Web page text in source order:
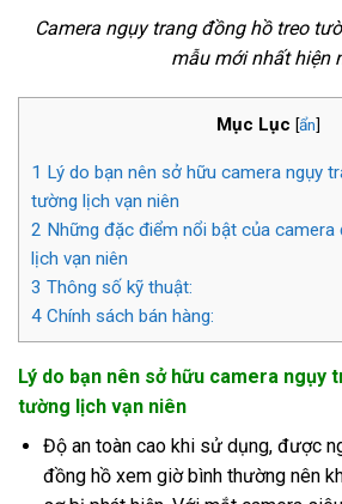
Camera ngụy trang đồng hồ treo
mẫu mới nhất hiện
Mục Lục [ẩn]
1 Lý do bạn nên sở hữu camera ngụy
tường lịch vạn niên
2 Những đặc điểm nổi bật của
lịch vạn niên
3 Thông số kỹ thuật:
4 Chính sách bán hàng:
Lý do bạn nên sở hữu camera ngụy
tường lịch vạn niên
Độ an toàn cao khi sử dụng, được
đồng hồ xem giờ bình thường nên